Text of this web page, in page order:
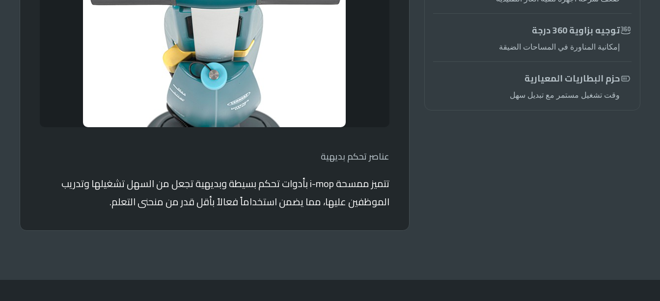
توجيه بزاوية 360 درجة
إمكانية المناورة في المساحات الضيقة
حزم البطاريات المعيارية
وقت تشغيل مستمر مع تبديل سهل
عناصر تحكم بديهية
تتميز ممسحة i-mop بأدوات تحكم بسيطة وبديهية تجعل من السهل تشغيلها وتدريب
الموظفين عليها، مما يضمن استخداماً فعالاً بأقل قدر من منحنى التعلم.